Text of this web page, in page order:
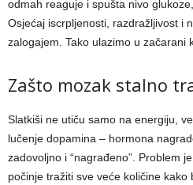
odmah reaguje i spušta nivo
Osjećaj iscrpljenosti, razdražljivost i
zalogajem. Tako ulazimo u začarani
Zašto mozak stalno
Slatkiši ne utiču samo na energiju,
lučenje dopamina – hormona
zadovoljno i “nagrađeno”. Problem
počinje tražiti sve veće količine